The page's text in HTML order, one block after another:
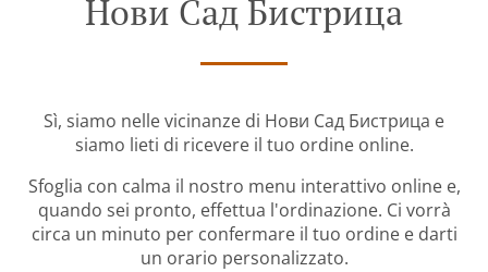
Нови Сад Бистрица
Sì, siamo nelle vicinanze di Нови Сад Бистрица e
siamo lieti di ricevere il tuo ordine online.
Sfoglia con calma il nostro menu interattivo online e,
quando sei pronto, effettua l'ordinazione. Ci vorrà
circa un minuto per confermare il tuo ordine e darti
un orario personalizzato.